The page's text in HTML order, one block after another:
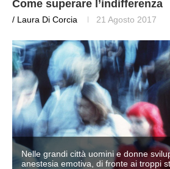
Come superare l’indifferenza
/ Laura Di Corcia 21 Agosto 2017
Nelle grandi città uomini e donne
anestesia emotiva, di fronte ai troppi